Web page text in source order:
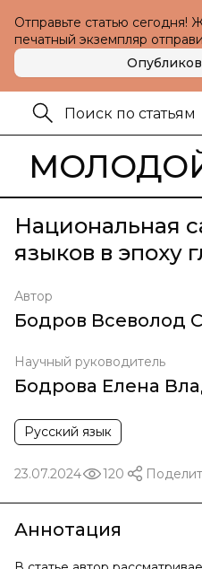
Отправьте статью сегодня!
печатный экземпляр
Национальная
языков в эпоху
Автор
Бодров Всеволод
Научный руководитель
Бодрова Елена
Русский язык
23.07.2024 120
Аннотация